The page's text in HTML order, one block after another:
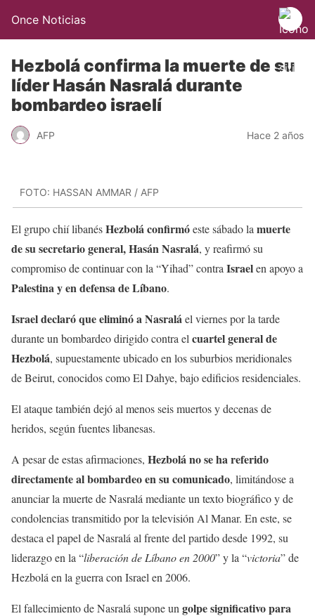
Once Noticias
Hezbolá confirma la muerte de su
líder Hasán Nasralá durante
bombardeo israelí
AFP Hace 2 años
FOTO: HASSAN AMMAR / AFP
El grupo chií libanésHezboláconfirmóeste sábado la muerte
de su secretario general, Hasán Nasralá, y reafirmó su
compromiso de continuar con la “Yihad” contra Israelen apoyo a
Palestina y en defensa de Líbano.
Israel declaró que eliminó a Nasraláel viernes por la tarde
durante un bombardeo dirigido contra el cuartel general de
Hezbolá, supuestamente ubicado en los suburbios meridionales
de Beirut, conocidos como El Dahye, bajo edificios residenciales.
El ataque también dejó al menos seis muertos y decenas de
heridos, según fuentes libanesas.
A pesar de estas afirmaciones, Hezbolá no se ha referido
directamente al bombardeo en su comunicado, limitándose a
anunciar la muerte de Nasralá mediante un texto biográfico y de
condolencias transmitido por la televisión Al Manar. En este, se
destaca el papel de Nasralá al frente del partido desde 1992, su
liderazgo en la “liberación de Líbano en 2000” y la “victoria” de
Hezbolá en la guerra con Israel en 2006.
El fallecimiento de Nasralá supone un golpe significativo para